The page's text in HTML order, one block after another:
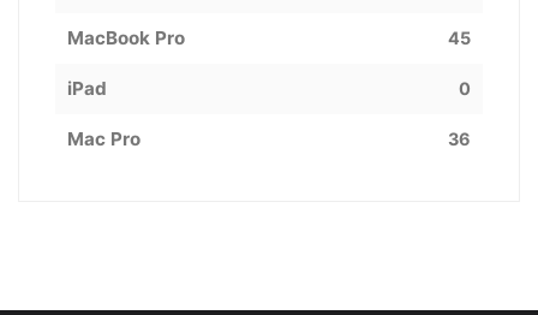
MacBook Pro 45
iPad 0
Mac Pro 36